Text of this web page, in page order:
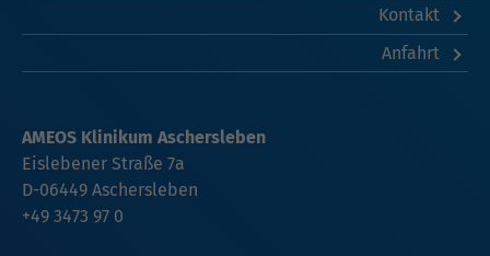
Kontakt
Anfahrt
AMEOS Klinikum Aschersleben
Eislebener Straße 7a
D-06449 Aschersleben
+49 3473 97 0